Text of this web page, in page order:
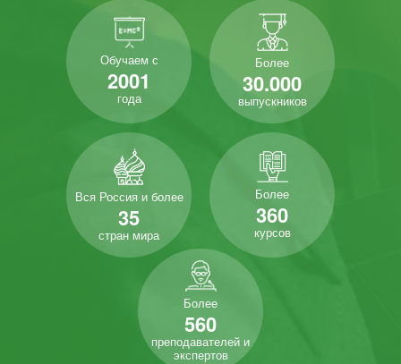
Обучаем с
2001
года
Более
30.000
выпускников
Вся Россия и более
35
стран мира
Более
360
курсов
Более
560
преподавателей и
экспертов